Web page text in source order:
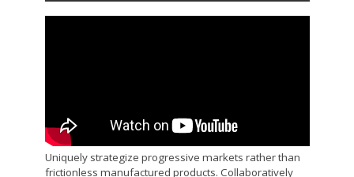
Uniquely strategize progressive markets rather than
frictionless manufactured products. Collaboratively